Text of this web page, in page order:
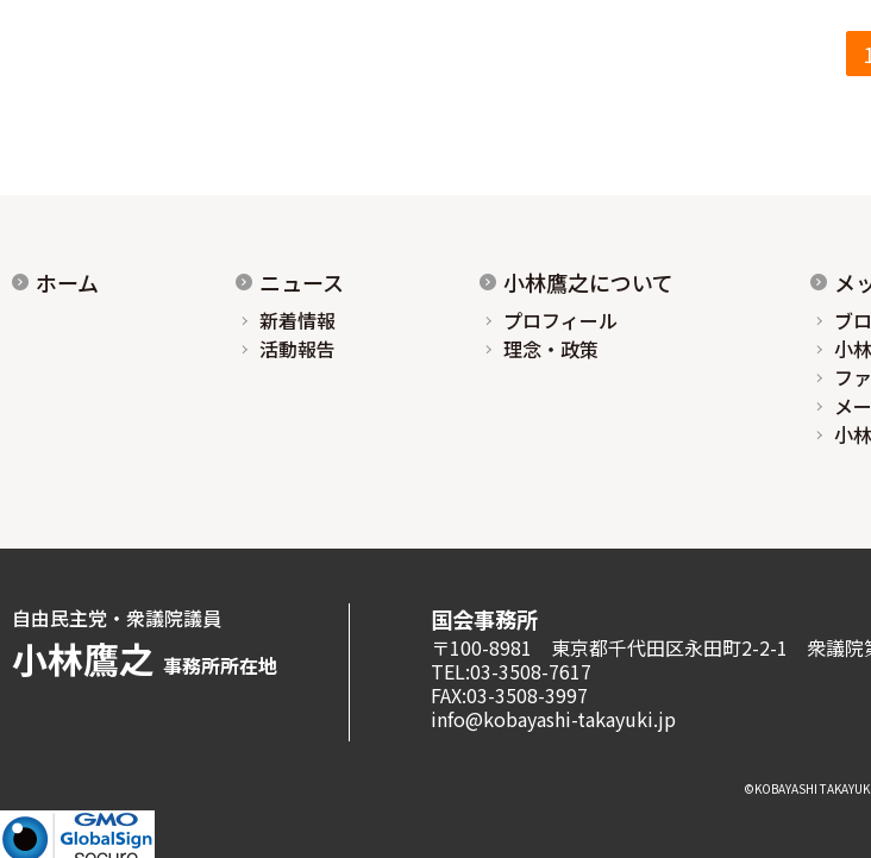
ホーム ニュース
新着情報
活動報告
小林鷹之について
プロフィール
理念・政策
メ
ブ
小
フ
メ
小
自由民主党・衆議院議員
小林鷹之 事務所所在地
国会事務所
〒100-8981 東京都千代田区永田町2-2-1 衆議院
TEL:03-3508-7617
FAX:03-3508-3997
info@kobayashi-takayuki.jp
©︎KOBAYASHI